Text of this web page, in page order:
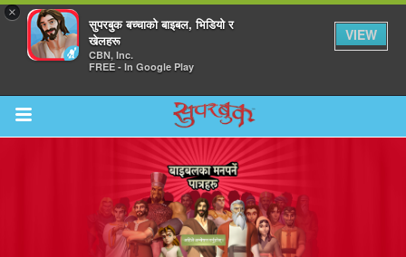
×
सुपरबुक बच्चाको बाइबल, भिडियो र
खेलहरू
CBN, Inc.
FREE - In Google Play
VIEW
Return to Content